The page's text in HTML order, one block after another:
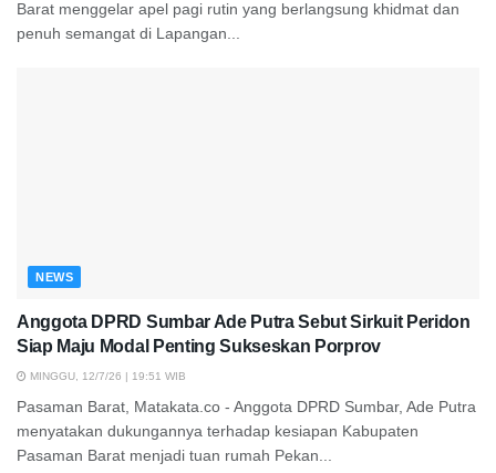
Barat menggelar apel pagi rutin yang berlangsung khidmat dan
penuh semangat di Lapangan...
NEWS
Anggota DPRD Sumbar Ade Putra Sebut Sirkuit Peridon
Siap Maju Modal Penting Sukseskan Porprov
MINGGU, 12/7/26 | 19:51 WIB
Pasaman Barat, Matakata.co - Anggota DPRD Sumbar, Ade Putra
menyatakan dukungannya terhadap kesiapan Kabupaten
Pasaman Barat menjadi tuan rumah Pekan...